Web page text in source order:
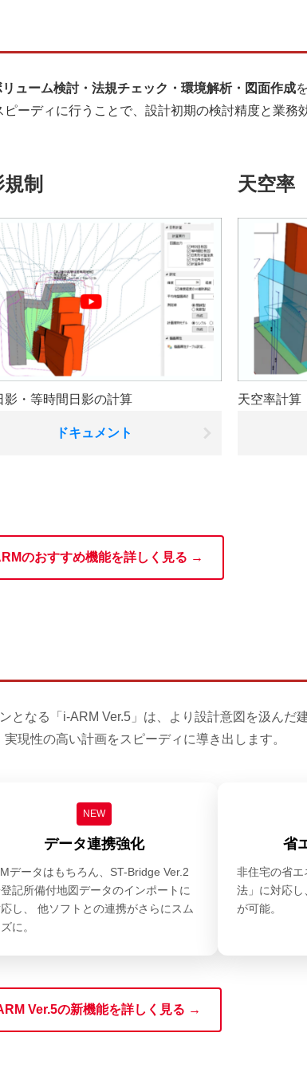
リューム検討・法規チェック・環境解析・図面作成
ーディに行うことで、設計初期の検討精度と業務
規制
影・等時間日影の計算
ドキュメント
天空率
天空率計算
のおすすめ機能を詳しく見る →
となる「i-ARM Ver.5」は、より設計意図を汲んだ
現性の高い計画をスピーディに導き出します。
NEW
データ連携強化
データはもちろん、ST-Bridge Ver.2
記所備付地図データのインポートに
し、 他ソフトとの連携がさらにスム
に。
省
非住宅の省エ
法」に対応
が可能。
Ver.5の新機能を詳しく見る →